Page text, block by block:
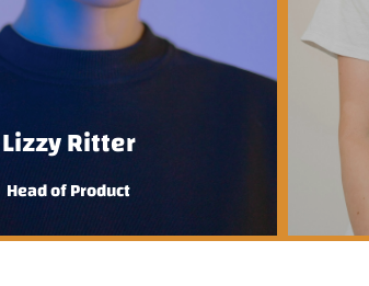
Lizzy Ritter
Head of Product